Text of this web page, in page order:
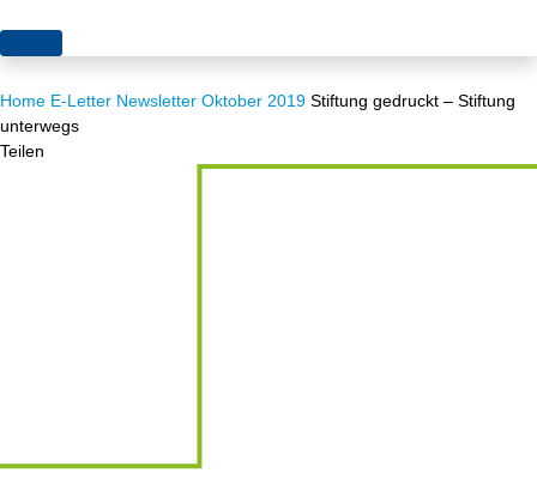
Themen
Akzeptanz
Europa
Projekte
Publikationen
Home E-Letter Newsletter Oktober 2019 Stiftung gedruckt – Stiftung
unterwegs
Teilen